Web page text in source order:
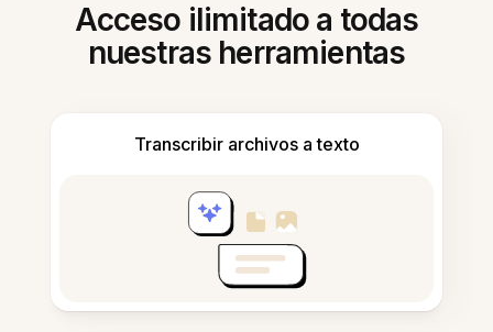
Acceso ilimitado a todas
nuestras herramientas
Transcribir archivos a texto